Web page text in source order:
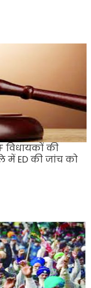
विधायकों की
में ED की जांच को